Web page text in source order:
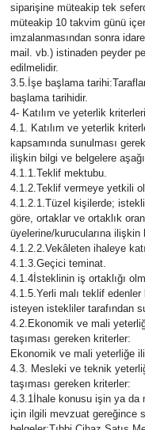
siparişine müteakip tek
müteakip 10 takvim günü
imzalanmasından sonra
mail. vb.) istinaden peyder
edilmelidir.
3.5.İşe başlama
başlama tarihidir.
4- Katılım ve yeterlik
4.1. Katılım ve yeterlik
kapsamında sunulması
ilişkin bilgi ve belgelere
4.1.1.Teklif mektubu.
4.1.2.Teklif vermeye yetkili
4.1.2.1.Tüzel kişilerde;
göre, ortaklar ve ortaklık
üyelerine/kurucularına ilişkin
4.1.2.2.Vekâleten ihaleye
4.1.3.Geçici teminat.
4.1.4İsteklinin iş ortaklığı
4.1.5.Yerli malı teklif
isteyen istekliler tarafından
4.2.Ekonomik ve mali
taşıması gereken kriterler:
Ekonomik ve mali yeterliğe
4.3. Mesleki ve teknik
taşıması gereken kriterler:
4.3.1İhale konusu işin ya da
için ilgili mevzuat gereğince